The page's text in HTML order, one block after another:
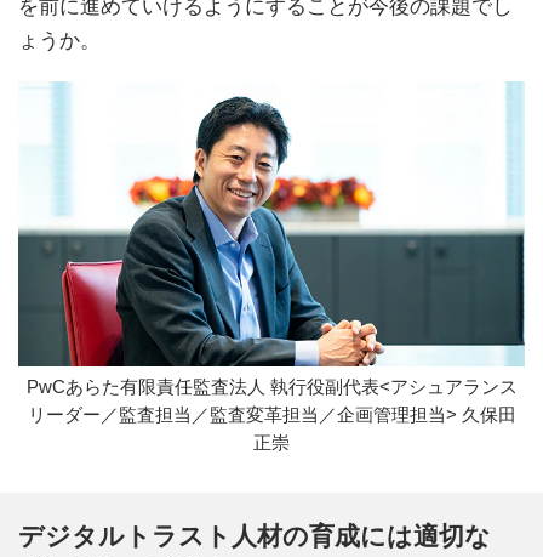
PwCあらた有限責任監査法人 執行役副代表<アシュアランス
リーダー／監査担当／監査変革担当／企画管理担当> 久保田
正崇
を前に進めていけるようにすることが今後の課題でし
ょうか。
デジタルトラスト人材の育成には適切な